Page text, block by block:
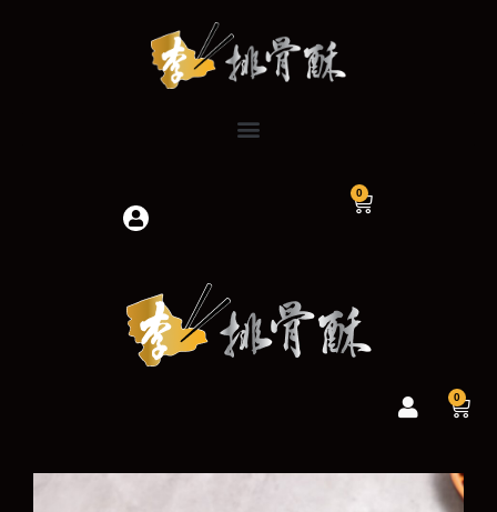
0
購
0
購